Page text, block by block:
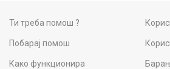
Ти треба помош ?
Побарај помош
Како функционира